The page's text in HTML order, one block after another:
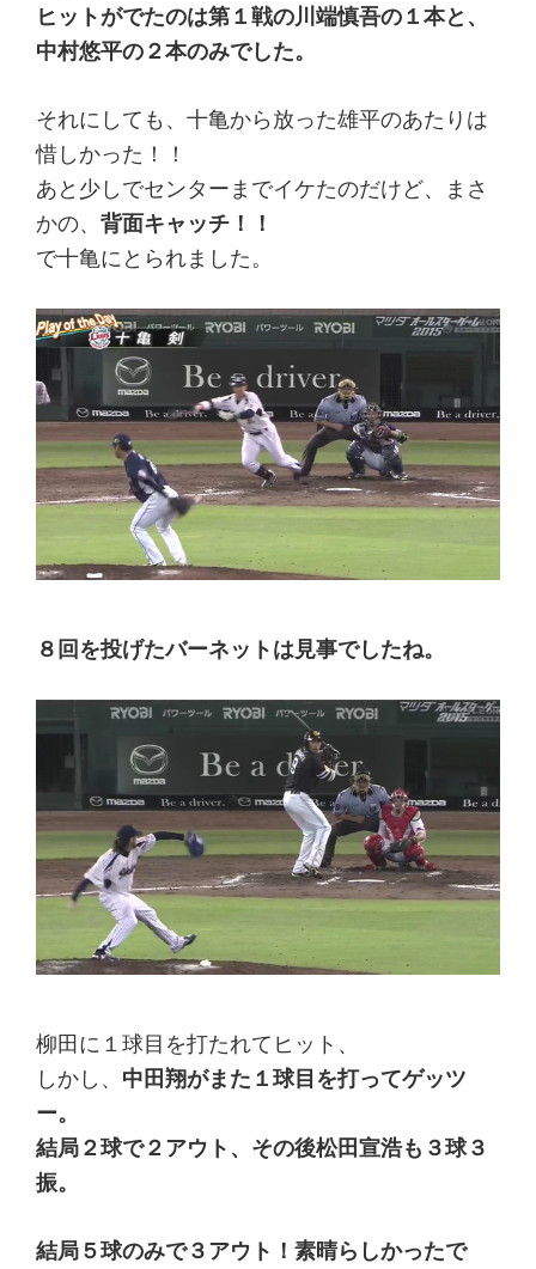
ヒットがでたのは第１戦の川端慎吾の１本と、
中村悠平の２本のみでした。
それにしても、十亀から放った雄平のあたりは
惜しかった！！
あと少しでセンターまでイケたのだけど、まさ
かの、 背面キャッチ！！
で十亀にとられました。
８回を投げたバーネットは見事でしたね。
柳田に１球目を打たれてヒット、
しかし、 中田翔がまた１球目を打ってゲッツ
ー。
結局２球で２アウト、その後松田宣浩も３球３
振。
結局５球のみで３アウト！素晴らしかったで